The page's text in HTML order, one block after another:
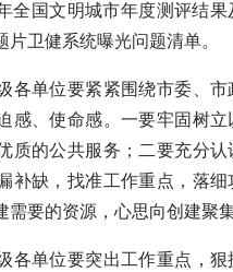
全国文明城市年度测评结
卫健系统曝光问题清单。
单位要紧紧围绕市委、市
感、使命感。一要牢固树
质的公共服务；二要充分
补缺，找准工作重点，落
需要的资源，心思向创建聚
单位要突出工作重点，狠